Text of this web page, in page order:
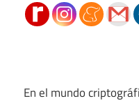
En el mundo